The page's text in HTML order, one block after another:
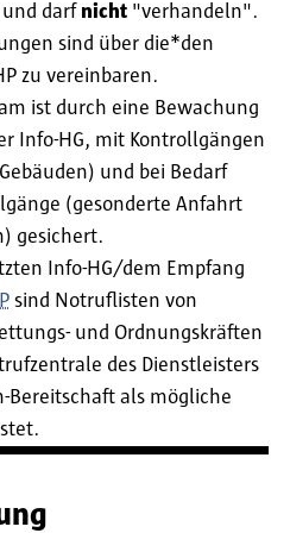
darf nicht "verhandeln".
sind über die*den
zu vereinbaren.
ist durch eine Bewachung
Info-HG, mit Kontrollgängen
und bei Bedarf
(gesonderte Anfahrt
gesichert.
Info-HG/dem Empfang
sind Notruflisten von
und Ordnungskräften
des Dienstleisters
Bereitschaft als mögliche